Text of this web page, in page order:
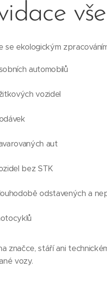
se ekologickým
automobilů
vozidel
aut
bez STK
odstavených a
značce, stáří ani
vozy.